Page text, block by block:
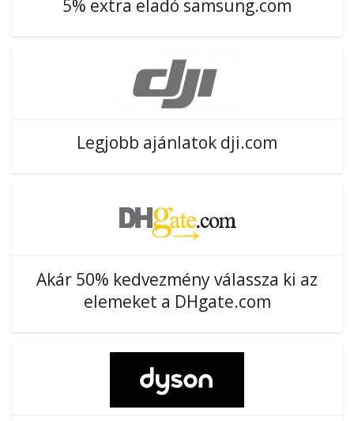
5% extra eladó samsung.com
Legjobb ajánlatok dji.com
Akár 50% kedvezmény válassza ki az
elemeket a DHgate.com